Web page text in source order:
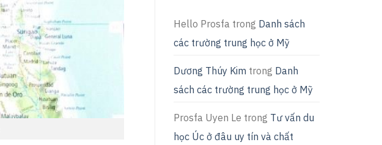
Hello Prosfa trong Danh sách
các trường trung học ở Mỹ
Dương Thúy Kim trong Danh
sách các trường trung học ở Mỹ
Prosfa Uyen Le trong Tư vấn du
học Úc ở đâu uy tín và chất